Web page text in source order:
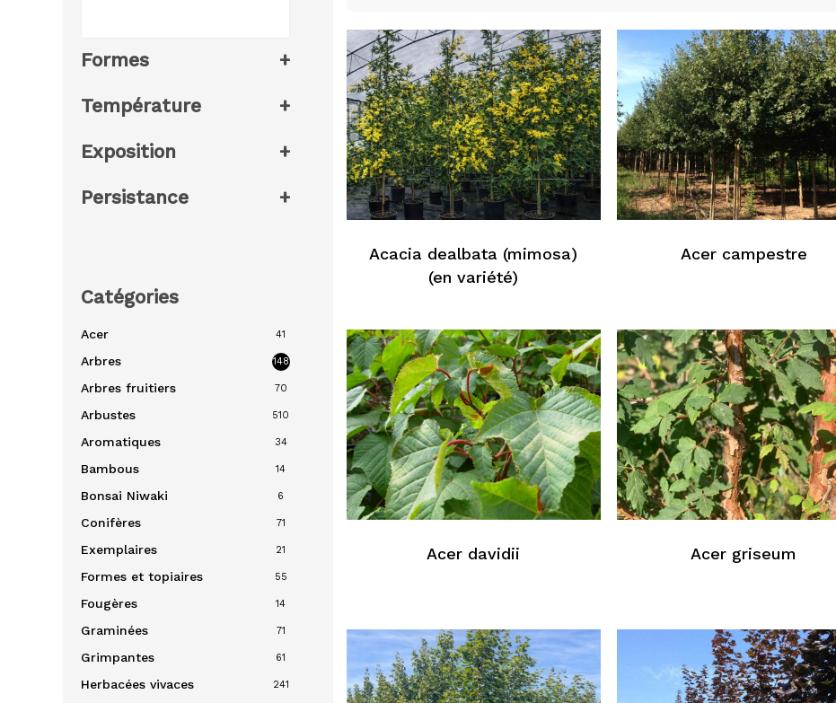
Formes +
Température +
Exposition +
Persistance +
Catégories
Acer 41
Arbres 148
Arbres fruitiers 70
Arbustes 510
Aromatiques 34
Bambous 14
Bonsai Niwaki 6
Conifères 71
Exemplaires 21
Formes et topiaires 55
Fougères 14
Graminées 71
Grimpantes 61
Herbacées vivaces 241
Acacia dealbata (mimosa)
(en variété)
Acer campestre
Acer davidii Acer griseum